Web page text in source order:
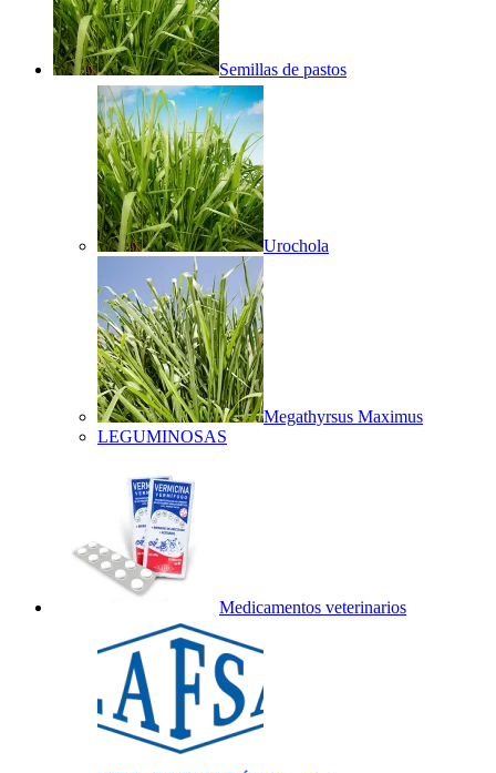
Semillas de pastos
Urochola
Megathyrsus Maximus
LEGUMINOSAS
Medicamentos veterinarios